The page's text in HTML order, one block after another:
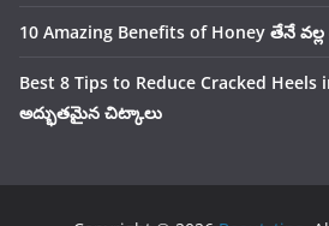
10 Amazing Benefits of Honey తేనే
Best 8 Tips to Reduce Cracked Heels
అద్భుతమైన చిట్కాలు